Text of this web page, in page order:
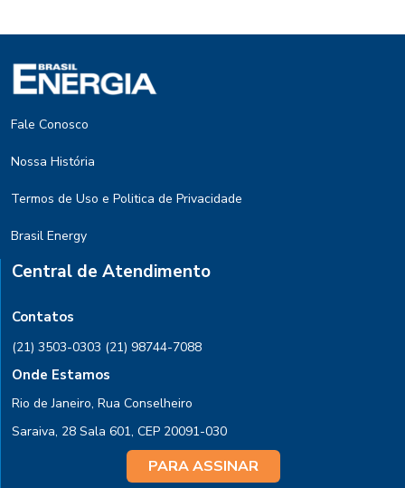
Fale Conosco
Nossa História
Termos de Uso e Politica de Privacidade
Brasil Energy
Central de Atendimento
Contatos
(21) 3503-0303 (21) 98744-7088
Onde Estamos
Rio de Janeiro, Rua Conselheiro
Saraiva, 28 Sala 601, CEP 20091-030
PARA ASSINAR